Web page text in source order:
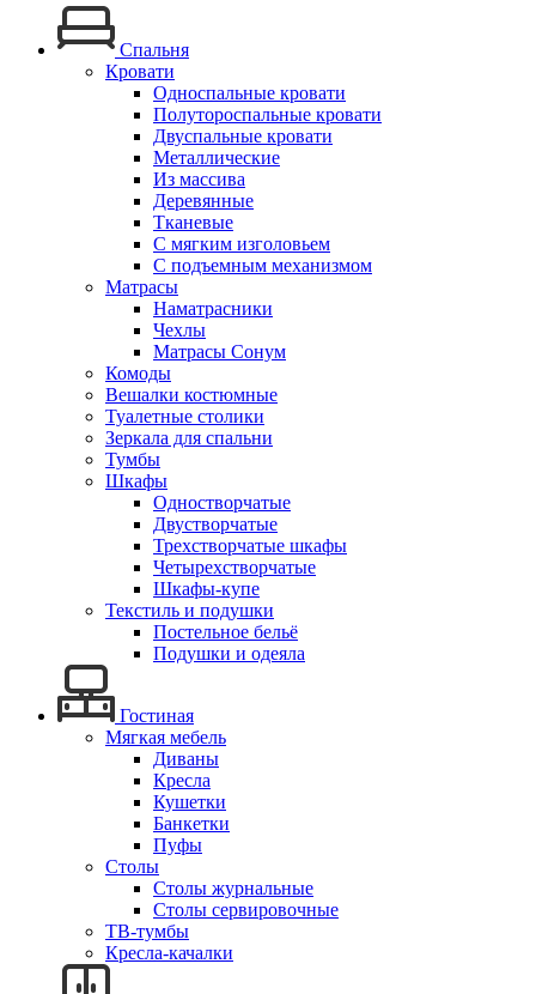
Спальня
Кровати
Односпальные кровати
Полутороспальные кровати
Двуспальные кровати
Металлические
Из массива
Деревянные
Тканевые
С мягким изголовьем
С подъемным механизмом
Матрасы
Наматрасники
Чехлы
Матрасы Сонум
Комоды
Вешалки костюмные
Туалетные столики
Зеркала для спальни
Тумбы
Шкафы
Одностворчатые
Двустворчатые
Трехстворчатые шкафы
Четырехстворчатые
Шкафы-купе
Текстиль и подушки
Постельное бельё
Подушки и одеяла
Гостиная
Мягкая мебель
Диваны
Кресла
Кушетки
Банкетки
Пуфы
Столы
Столы журнальные
Столы сервировочные
ТВ-тумбы
Кресла-качалки